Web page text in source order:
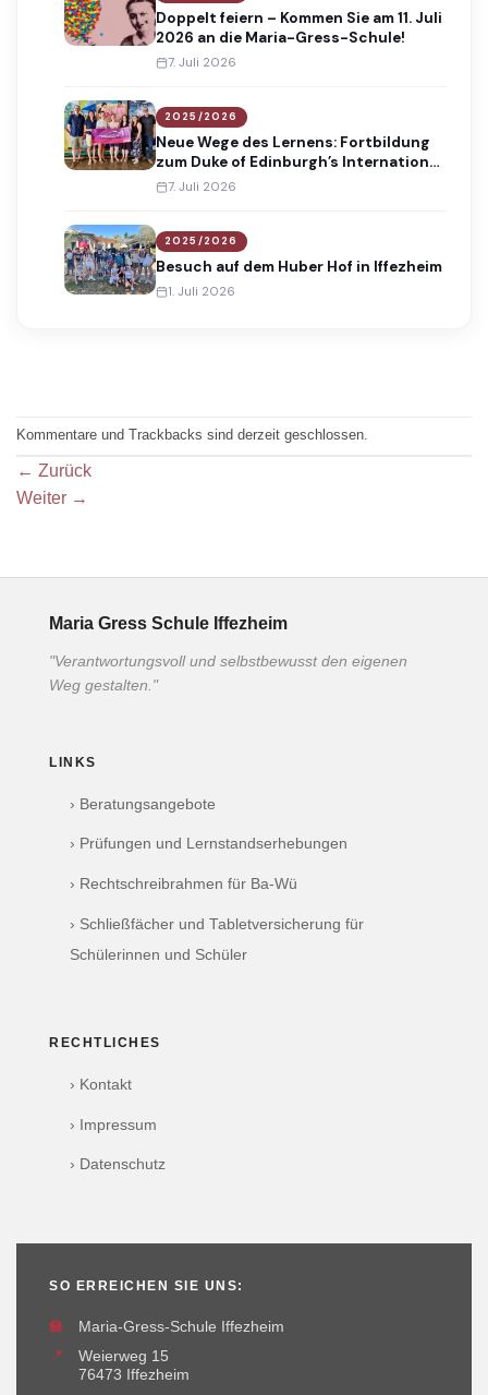
Doppelt feiern – Kommen Sie am 11. Juli
2026 an die Maria-Gress-Schule!
7. Juli 2026
2025/2026
Neue Wege des Lernens: Fortbildung
zum Duke of Edinburgh’s International
Award
7. Juli 2026
2025/2026
Besuch auf dem Huber Hof in Iffezheim
1. Juli 2026
Kommentare und Trackbacks sind derzeit geschlossen.
← Zurück
Weiter →
Maria Gress Schule Iffezheim
"Verantwortungsvoll und selbstbewusst den eigenen
Weg gestalten."
LINKS
› Beratungsangebote
› Prüfungen und Lernstandserhebungen
› Rechtschreibrahmen für Ba-Wü
› Schließfächer und Tabletversicherung für
Schülerinnen und Schüler
RECHTLICHES
› Kontakt
› Impressum
› Datenschutz
SO ERREICHEN SIE UNS:
🏫
Maria-Gress-Schule Iffezheim
📍
Weierweg 15
76473 Iffezheim